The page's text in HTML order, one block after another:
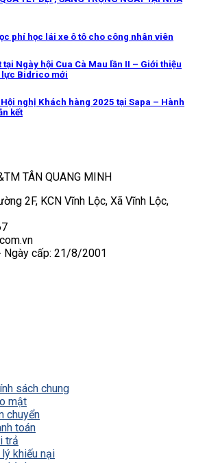
phí học lái xe ô tô cho công nhân viên
Ngày hội Cua Cà Mau lần II – Giới thiệu
lực Bidrico mới
nghị Khách hàng 2025 tại Sapa – Hành
kết
TÂN QUANG MINH
2F, KCN Vĩnh Lộc, Xã Vĩnh Lộc,
Ngày cấp: 21/8/2001
sách chung
mật
chuyển
toán
trả
khiếu nại